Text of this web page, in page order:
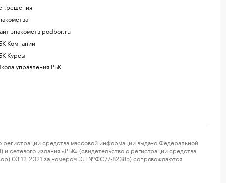
знакомств podbor.ru
Компании
Курсы
управления РБК
средства массовой информации выдано Федеральной
издания «РБК» (свидетельство о регистрации средства
03.12.2021 за номером ЭЛ №ФС77-82385) сопровождаются